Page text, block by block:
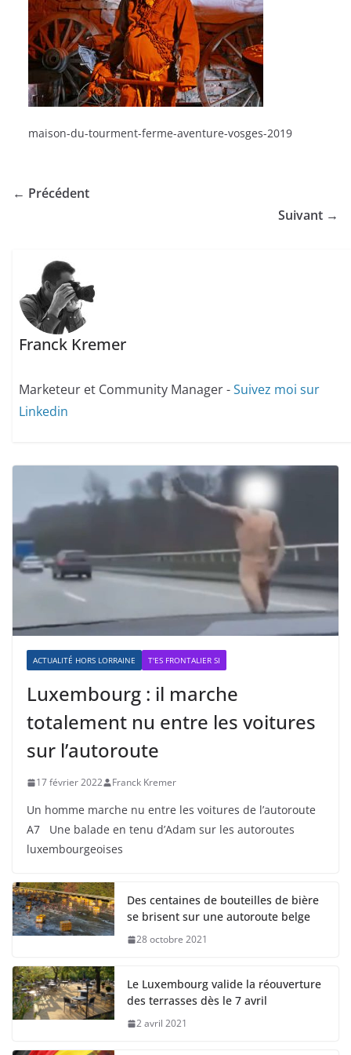
maison-du-tourment-ferme-aventure-vosges-2019
← Précédent
Suivant →
Franck Kremer
Marketeur et Community Manager -Suivez moi sur
Linkedin
ACTUALITÉ HORS LORRAINE T'ES FRONTALIER SI
Luxembourg : il marche
totalement nu entre les voitures
sur l’autoroute
17 février 2022 Franck Kremer
Un homme marche nu entre les voitures de l’autoroute
A7 Une balade en tenu d’Adam sur les autoroutes
luxembourgeoises
Des centaines de bouteilles de bière
se brisent sur une autoroute belge
28 octobre 2021
Le Luxembourg valide la réouverture
des terrasses dès le 7 avril
2 avril 2021